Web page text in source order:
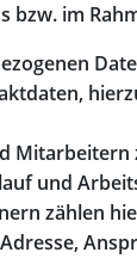
bzw. im
Mitarbeitern
und
zählen